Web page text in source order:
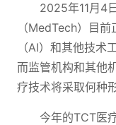
2025年11月4
（MedTech）目
（AI）和其他技术
而监管机构和其他
疗技术将采取何种
今年的TCT医